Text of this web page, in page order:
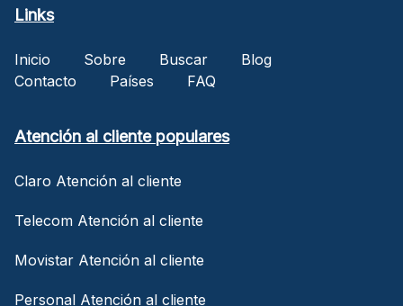
Links
Inicio Sobre Buscar
Blog
Contacto
Países FAQ
Atención al cliente populares
Claro Atención al cliente
Telecom Atención al cliente
Movistar Atención al cliente
Personal Atención al cliente